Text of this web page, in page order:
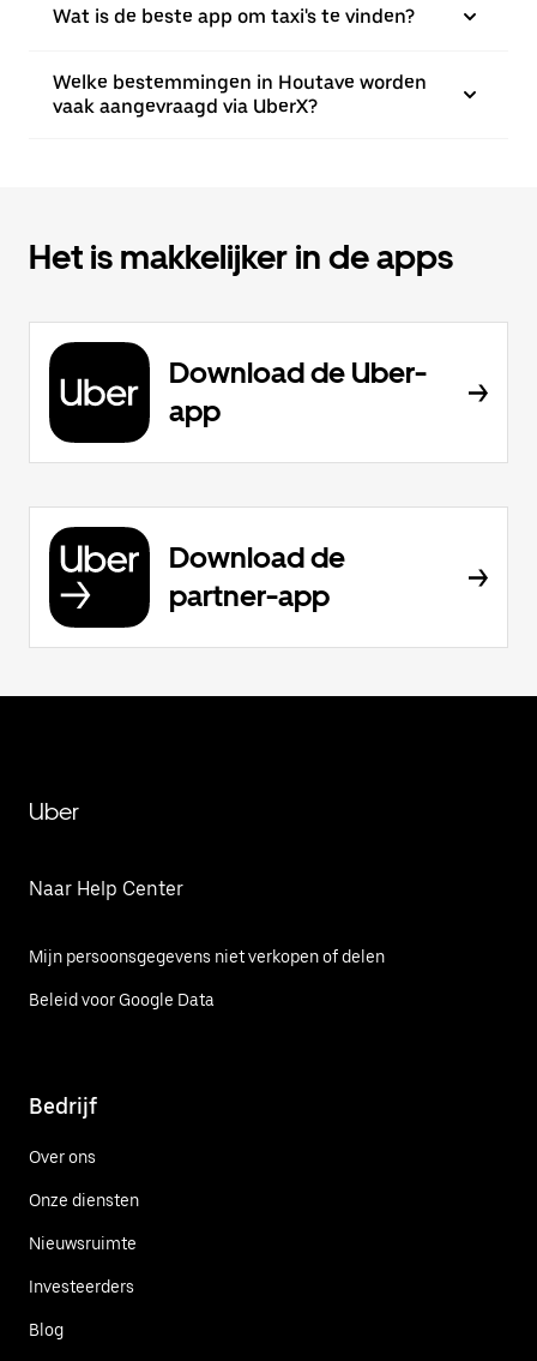
Wat is de beste app om taxi's te vinden?
Welke bestemmingen in Houtave worden
vaak aangevraagd via UberX?
Het is makkelijker in de apps
Download de Uber-
app
Download de
partner-app
Uber
Naar Help Center
Mijn persoonsgegevens niet verkopen of delen
Beleid voor Google Data
Bedrijf
Over ons
Onze diensten
Nieuwsruimte
Investeerders
Blog